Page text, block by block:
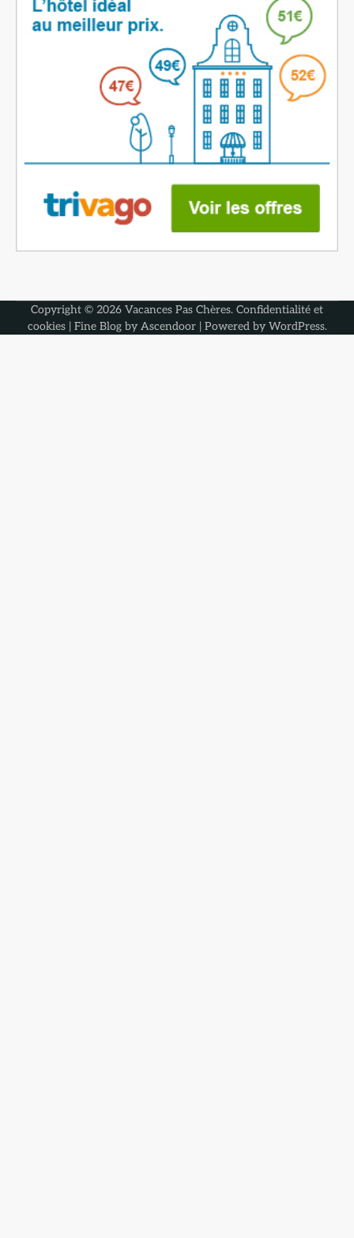
Copyright © 2026 Vacances Pas Chères. Confidentialité et
cookies| Fine Blog by Ascendoor| Powered by WordPress.